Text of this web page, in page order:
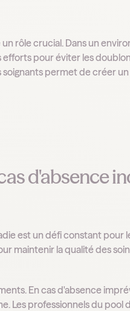
rôle crucial. Dans un
pour éviter les
permet de créer
d'absence
est un défi constant pour
maintenir la qualité des
En cas d'absence
Les professionnels du